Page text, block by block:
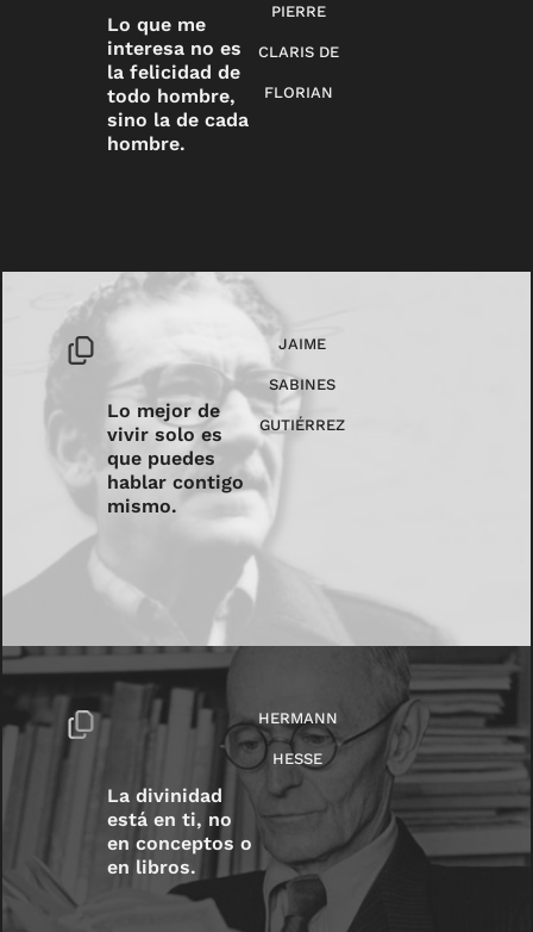
Lo que me
interesa no es
la felicidad de
todo hombre,
sino la de cada
hombre.
PIERRE
CLARIS DE
FLORIAN
Lo mejor de
vivir solo es
que puedes
hablar contigo
mismo.
JAIME
SABINES
GUTIÉRREZ
La divinidad
está en ti, no
en conceptos o
en libros.
HERMANN
HESSE